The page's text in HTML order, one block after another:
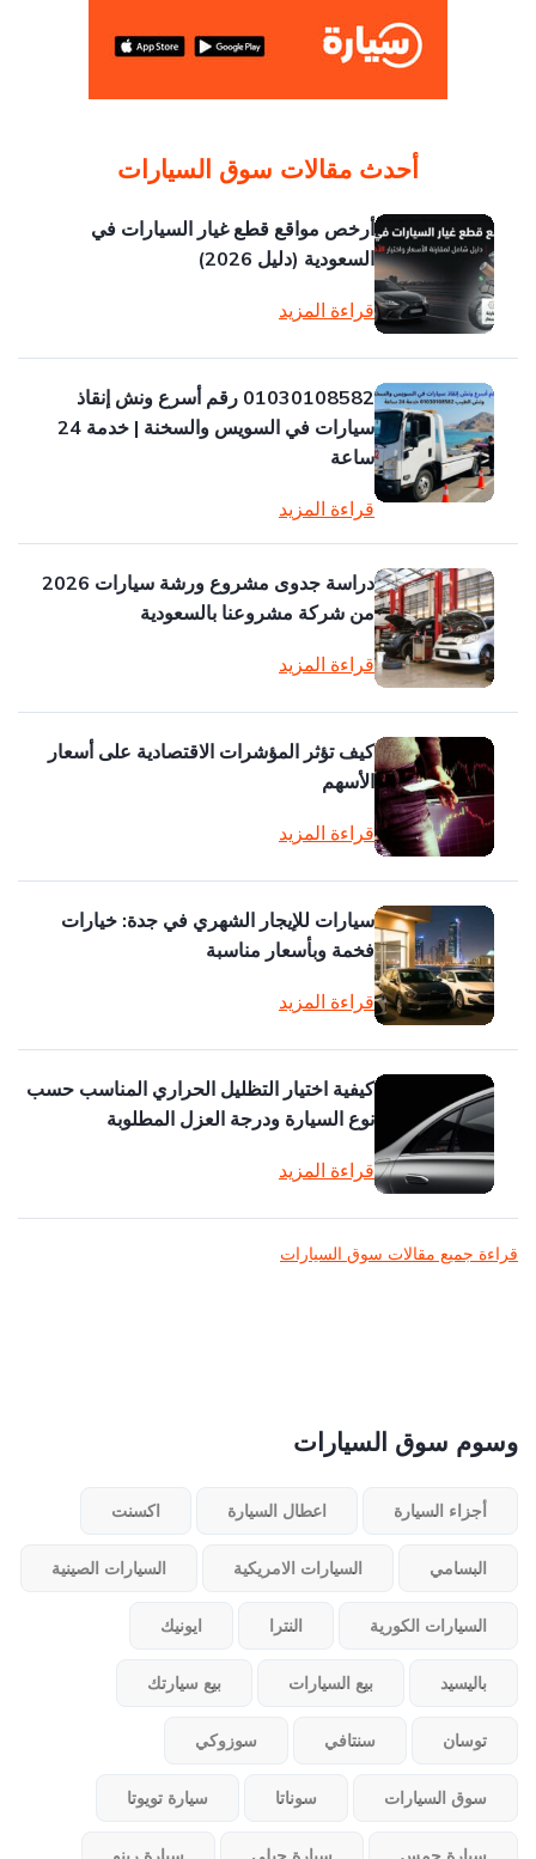
أحدث مقالات سوق السيارات
أرخص مواقع قطع غيار السيارات في
السعودية (دليل 2026)
قراءة المزيد
01030108582 رقم أسرع ونش إنقاذ
سيارات في السويس والسخنة | خدمة 24
ساعة
قراءة المزيد
دراسة جدوى مشروع ورشة سيارات 2026
من شركة مشروعنا بالسعودية
قراءة المزيد
كيف تؤثر المؤشرات الاقتصادية على أسعار
الأسهم
قراءة المزيد
سيارات للإيجار الشهري في جدة: خيارات
فخمة وبأسعار مناسبة
قراءة المزيد
كيفية اختيار التظليل الحراري المناسب حسب
نوع السيارة ودرجة العزل المطلوبة
قراءة المزيد
قراءة جميع مقالات سوق السيارات
وسوم سوق السيارات
أجزاء السيارة اعطال السيارة اكسنت
البسامي السيارات الامريكية السيارات الصينية
السيارات الكورية النترا ايونيك
باليسيد بيع السيارات بيع سيارتك
توسان سنتافي سوزوكي
سوق السيارات سوناتا سيارة تويوتا